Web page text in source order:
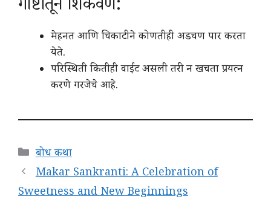
गोष्टीतून शिकवण:
मेहनत आणि चिकाटीने कोणतीही अडचण पार करता
येते.
परिस्थिती कितीही वाईट असली तरी न खचता प्रयत्न
करणे गरजेचे आहे.
Categories
बोध कथा
Makar Sankranti: A Celebration of
Sweetness and New Beginnings